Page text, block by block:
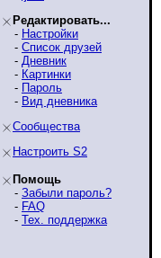
Редактировать...
- Настройки
- Список друзей
- Дневник
- Картинки
- Пароль
- Вид дневника
Сообщества
Настроить S2
Помощь
- Забыли пароль?
- FAQ
- Тех. поддержка